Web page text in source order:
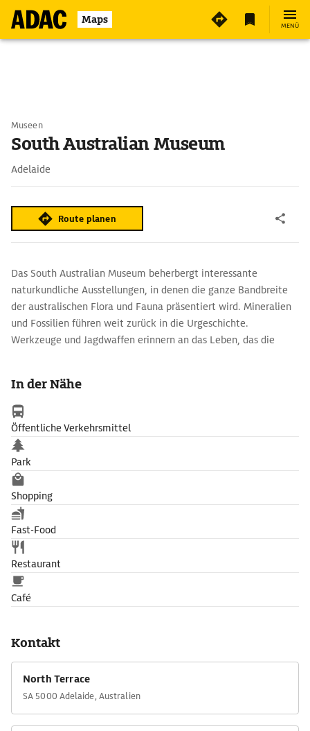
Maps MENÜ
Museen
South Australian Museum
Adelaide
Route planen
Das South Australian Museum beherbergt interessante
naturkundliche Ausstellungen, in denen die ganze Bandbreite
der australischen Flora und Fauna präsentiert wird. Mineralien
und Fossilien führen weit zurück in die Urgeschichte.
Werkzeuge und Jagdwaffen erinnern an das Leben, das die
wird erklärt. Und es wird Aborigine-Kunst gezeigt.
In der Nähe
Öffentliche Verkehrsmittel
Park
Shopping
Fast-Food
Restaurant
Café
Kontakt
North Terrace
SA 5000 Adelaide, Australien